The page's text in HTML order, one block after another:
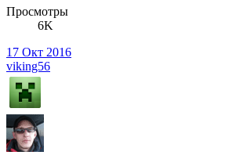
Просмотры
6K
17 Окт 2016
viking56